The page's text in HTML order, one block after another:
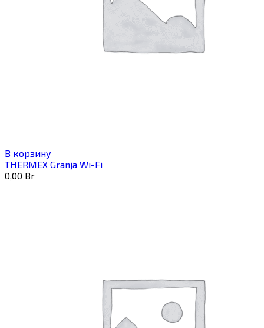
В корзину
THERMEX Granja Wi-Fi
0,00 Br